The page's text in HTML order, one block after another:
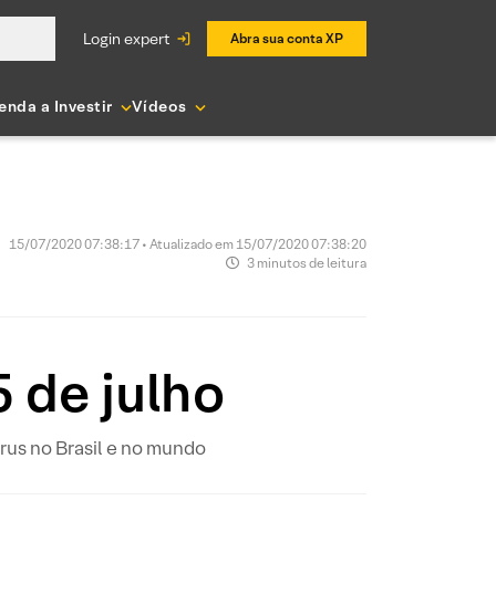
login expert Abra sua conta XP
a Investir Vídeos
15/07/2020 07:38:17 • Atualizado em 15/07/2020 07:38:20
3 minutos de leitura
de julho
no Brasil e no mundo